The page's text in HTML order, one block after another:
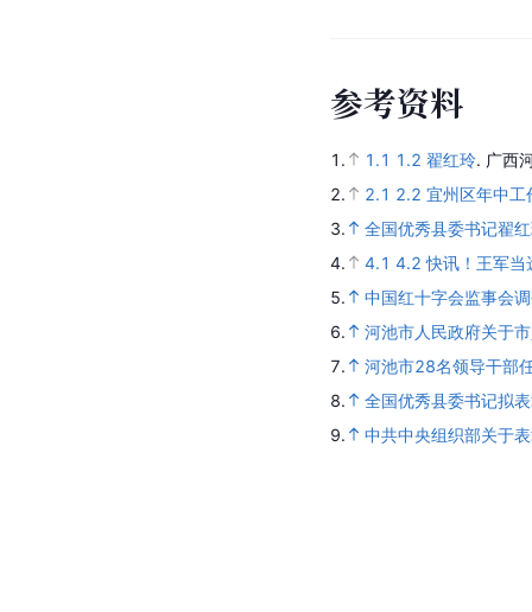
参考资料
1. 1.1 1.2 翟红玲. 广西
2.
2.1 2.2 宜州区年中工
3.
全国优秀县委书记翟
4.
4.1 4.2 快讯！王军当
5.
中国红十字会监事会
6.
河池市人民政府关于
7.
河池市28名领导干部
8.
全国优秀县委书记拟
9.
中共中央组织部关于